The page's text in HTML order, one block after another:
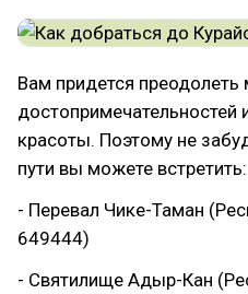
Вам придется преодолеть
достопримечательностей
красоты. Поэтому не
пути вы можете встретить:
- Перевал Чике-Таман
649444)
- Святилище Адыр-Кан